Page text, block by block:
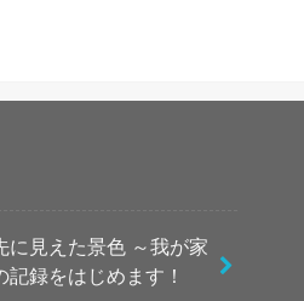
に見えた景色 ～我が家
録をはじめます！